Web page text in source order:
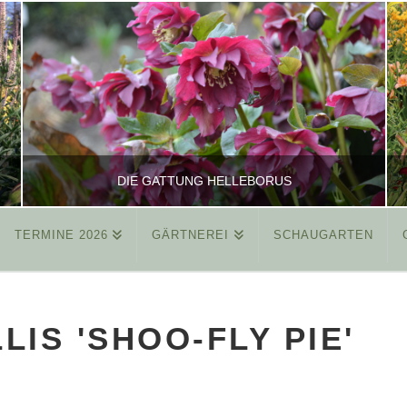
DIE GATTUNG HELLEBORUS
REINHARD
MÄRZ 26, 2015
TERMINE 2026 GÄRTNEREI SCHAUGARTEN
'SHOO-FLY PIE'